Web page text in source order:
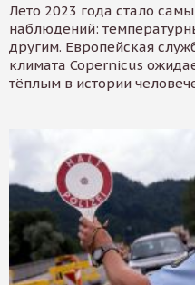
Лето 2023 года стало
наблюдений:
другим. Европейская
климата Copernicus
тёплым в истории